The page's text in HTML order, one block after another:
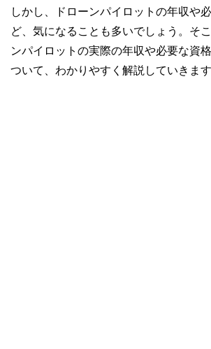
しかし、ドローンパイロットの年収や
ど、気になることも多いでしょう。そ
ンパイロットの実際の年収や必要な資
ついて、わかりやすく解説していきます